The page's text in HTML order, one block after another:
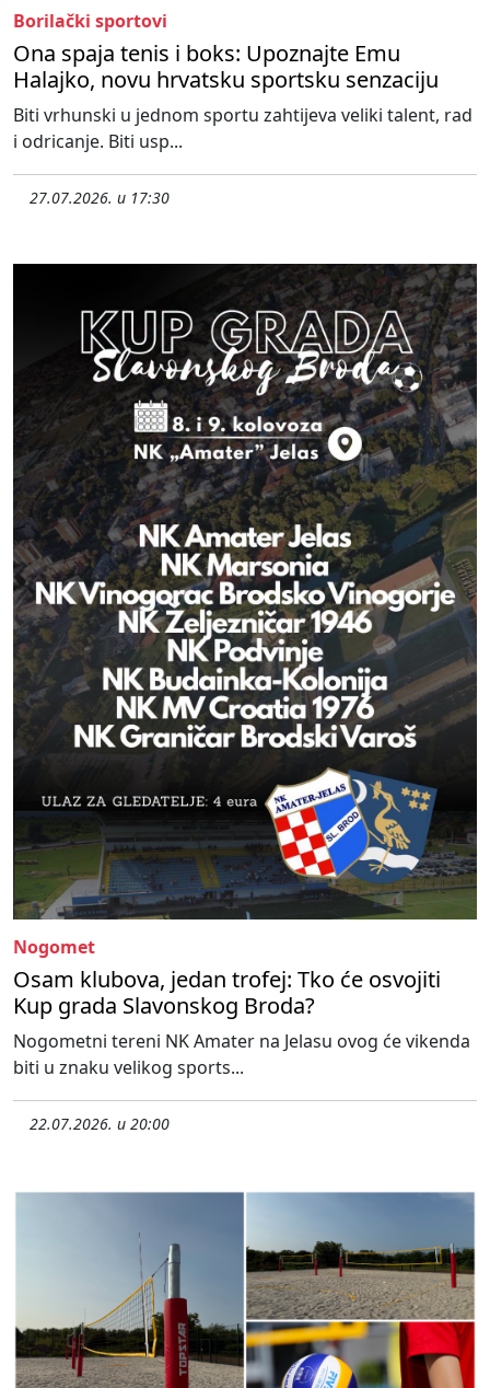
Borilački sportovi
Ona spaja tenis i boks: Upoznajte Emu
Halajko, novu hrvatsku sportsku senzaciju
Biti vrhunski u jednom sportu zahtijeva veliki talent, rad
i odricanje. Biti usp...
27.07.2026. u 17:30
Nogomet
Osam klubova, jedan trofej: Tko će osvojiti
Kup grada Slavonskog Broda?
Nogometni tereni NK Amater na Jelasu ovog će vikenda
biti u znaku velikog sports...
22.07.2026. u 20:00